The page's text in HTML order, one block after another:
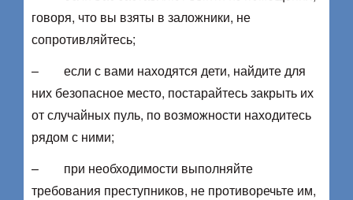
говоря, что вы взяты в заложники, не
сопротивляйтесь;
– если с вами находятся дети, найдите для
них безопасное место, постарайтесь закрыть их
от случайных пуль, по возможности находитесь
рядом с ними;
– при необходимости выполняйте
требования преступников, не противоречьте им,